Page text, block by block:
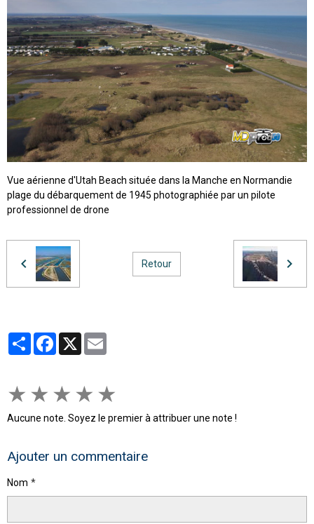
Vue aérienne d'Utah Beach située dans la Manche en Normandie
plage du débarquement de 1945 photographiée par un pilote
professionnel de drone
Retour
PartagerFacebook
X
★ ★ ★ ★ ★
Aucune note. Soyez le premier à attribuer une note !
Ajouter un commentaire
Nom